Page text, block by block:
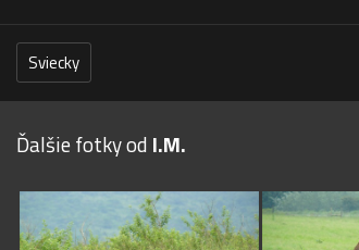
Sviecky
Ďalšie fotky od I.M.